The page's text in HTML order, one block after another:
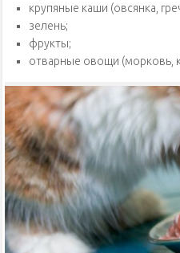
крупяные каши (овсянка,
зелень;
фрукты;
отварные овощи (морковь,